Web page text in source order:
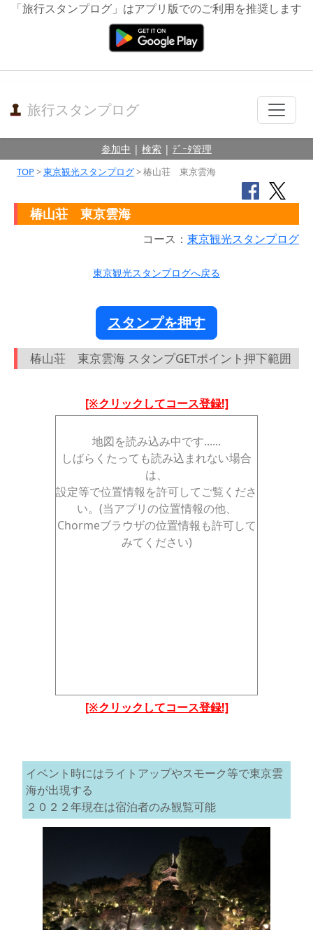
「旅行スタンプログ」はアプリ版でのご利用を推奨します
旅行スタンプログ
参加中 | 検索 | ﾃﾞｰﾀ管理
TOP>東京観光スタンプログ> 椿山荘 東京雲海
椿山荘 東京雲海
コース： 東京観光スタンプログ
東京観光スタンプログへ戻る
スタンプを押す
椿山荘 東京雲海 スタンプGETポイント押下範囲
[※クリックしてコース登録!]
地図を読み込み中です......
しばらくたっても読み込まれない場合
は、
設定等で位置情報を許可してご覧くださ
い。(当アプリの位置情報の他、
Chormeブラウザの位置情報も許可して
みてください)
[※クリックしてコース登録!]
イベント時にはライトアップやスモーク等で東京雲
海が出現する
２０２２年現在は宿泊者のみ観覧可能